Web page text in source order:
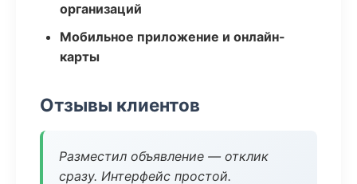
организаций
Мобильное приложение и онлайн-
карты
Отзывы клиентов
Разместил объявление — отклик
сразу. Интерфейс простой.